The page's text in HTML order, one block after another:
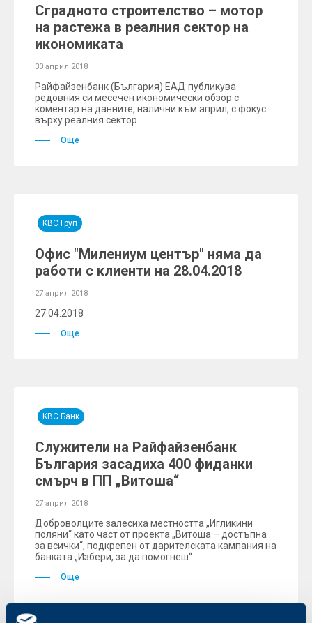
Сградното строителство – мотор
на растежа в реалния сектор на
икономиката
30 април 2018
Райфайзенбанк (България) ЕАД публикува
редовния си месечен икономически обзор с
коментар на данните, налични към април, с фокус
върху реалния сектор.
Още
KBC Груп
Офис "Милениум център" няма да
работи с клиенти на 28.04.2018
27 април 2018
27.04.2018
Още
KBC Банк
Служители на Райфайзенбанк
България засадиха 400 фиданки
смърч в ПП „Витоша“
27 април 2018
Доброволците залесиха местността „Игликини
поляни“ като част от проекта „Витоша – достъпна
за всички“, подкрепен от дарителската кампания на
банката „Избери, за да помогнеш“
Още